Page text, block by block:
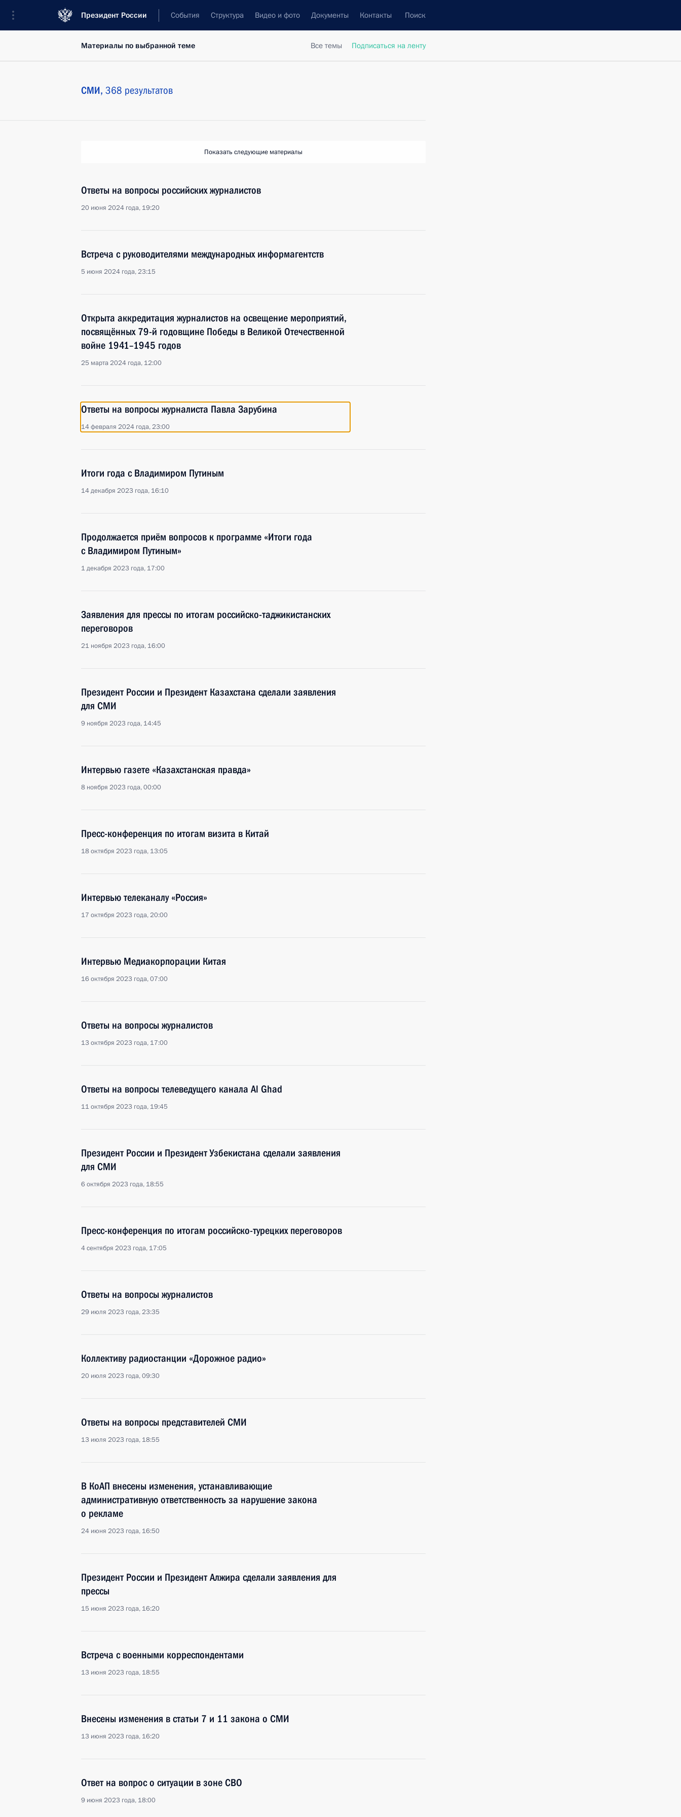
Президент России События Структура Видео и фото Документы Контакты Поиск
Все темы Подписаться на ленту
Материалы по выбранной теме
СМИ, 368 результатов
Показать следующие материалы
Ответы на вопросы российских журналистов
20 июня 2024 года, 19:20
Встреча с руководителями международных информагентств
5 июня 2024 года, 23:15
Открыта аккредитация журналистов на освещение мероприятий,
посвящённых 79-й годовщине Победы в Великой Отечественной
войне 1941–1945 годов
25 марта 2024 года, 12:00
Ответы на вопросы журналиста Павла Зарубина
14 февраля 2024 года, 23:00
Итоги года с Владимиром Путиным
14 декабря 2023 года, 16:10
Продолжается приём вопросов к программе «Итоги года
с Владимиром Путиным»
1 декабря 2023 года, 17:00
Заявления для прессы по итогам российско-таджикистанских
переговоров
21 ноября 2023 года, 16:00
Президент России и Президент Казахстана сделали заявления
для СМИ
9 ноября 2023 года, 14:45
Интервью газете «Казахстанская правда»
8 ноября 2023 года, 00:00
Пресс-конференция по итогам визита в Китай
18 октября 2023 года, 13:05
Интервью телеканалу «Россия»
17 октября 2023 года, 20:00
Интервью Медиакорпорации Китая
16 октября 2023 года, 07:00
Ответы на вопросы журналистов
13 октября 2023 года, 17:00
Ответы на вопросы телеведущего канала Al Ghad
11 октября 2023 года, 19:45
Президент России и Президент Узбекистана сделали заявления
для СМИ
6 октября 2023 года, 18:55
Пресс-конференция по итогам российско-турецких переговоров
4 сентября 2023 года, 17:05
Ответы на вопросы журналистов
29 июля 2023 года, 23:35
Коллективу радиостанции «Дорожное радио»
20 июля 2023 года, 09:30
Ответы на вопросы представителей СМИ
13 июля 2023 года, 18:55
В КоАП внесены изменения, устанавливающие
административную ответственность за нарушение закона
о рекламе
24 июня 2023 года, 16:50
Президент России и Президент Алжира сделали заявления для
прессы
15 июня 2023 года, 16:20
Встреча с военными корреспондентами
13 июня 2023 года, 18:55
Внесены изменения в статьи 7 и 11 закона о СМИ
13 июня 2023 года, 16:20
Ответ на вопрос о ситуации в зоне СВО
9 июня 2023 года, 18:00